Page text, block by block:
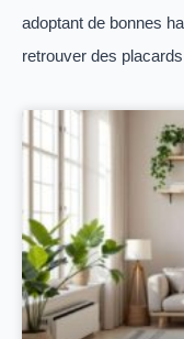
adoptant de bonnes
retrouver des